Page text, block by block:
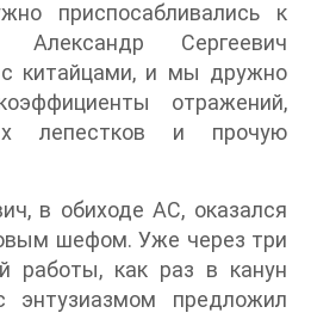
приспосабливались к
Сергеевич
с китайцами, и мы дружно
отражений,
лепестков и прочую
в обиходе АС, оказался
шефом. Уже через три
работы, как раз в канун
энтузиазмом предложил